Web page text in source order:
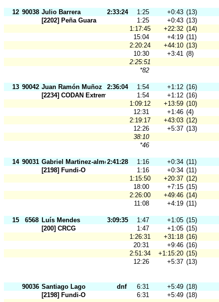
12 90038 Julio Barrera 2:33:24 1:25 +0:43 (13)
[2202] Peña Guara
1:25 +0:43 (13)
1:17:45
+22:32 (14)
15:04
+4:19 (11)
2:20:24
+44:10 (13)
10:30
+3:41 (8)
2:25:51
*82
13 90042 Juan Ramón Muñoz 2:36:04 1:54 +1:12 (16)
[2234] CODAN Extremadura
1:54 +1:12 (16)
1:09:12
+13:59 (10)
12:31
+1:46 (4)
2:19:17
+43:03 (12)
12:26
+5:37 (13)
38:10
*46
14 90031 Gabriel Martinez-almeida2:41:28 1:16 +0:34 (11)
[2198] Fundi-O
1:16 +0:34 (11)
1:15:50
+20:37 (12)
18:00
+7:15 (15)
2:26:00
+49:46 (14)
11:08
+4:19 (11)
15 6568 Luís Mendes 3:09:35 1:47 +1:05 (15)
[200] CRCG
1:47 +1:05 (15)
1:26:31
+31:18 (16)
20:31
+9:46 (16)
2:51:34
+1:15:20 (15)
12:26
+5:37 (13)
90036 Santiago Lago dnf 6:31 +5:49 (18)
[2198] Fundi-O
6:31 +5:49 (18)